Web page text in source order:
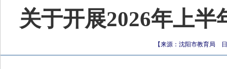
关于开展2026年上
【来源：沈阳市教育局